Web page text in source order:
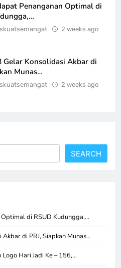
Penanganan Optimal di
2 weeks ago
Gelar Konsolidasi Akbar di
Munas…
2 weeks ago
SEARCH
di RSUD Kudungga,…
di PRJ, Siapkan Munas…
Hari Jadi Ke – 156,…